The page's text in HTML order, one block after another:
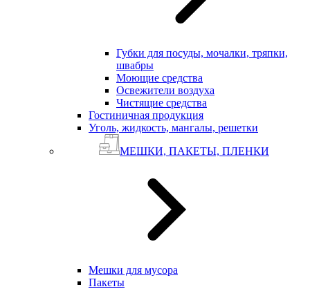
Губки для посуды, мочалки, тряпки,
швабры
Моющие средства
Освежители воздуха
Чистящие средства
Гостиничная продукция
Уголь, жидкость, мангалы, решетки
МЕШКИ, ПАКЕТЫ, ПЛЕНКИ
Мешки для мусора
Пакеты